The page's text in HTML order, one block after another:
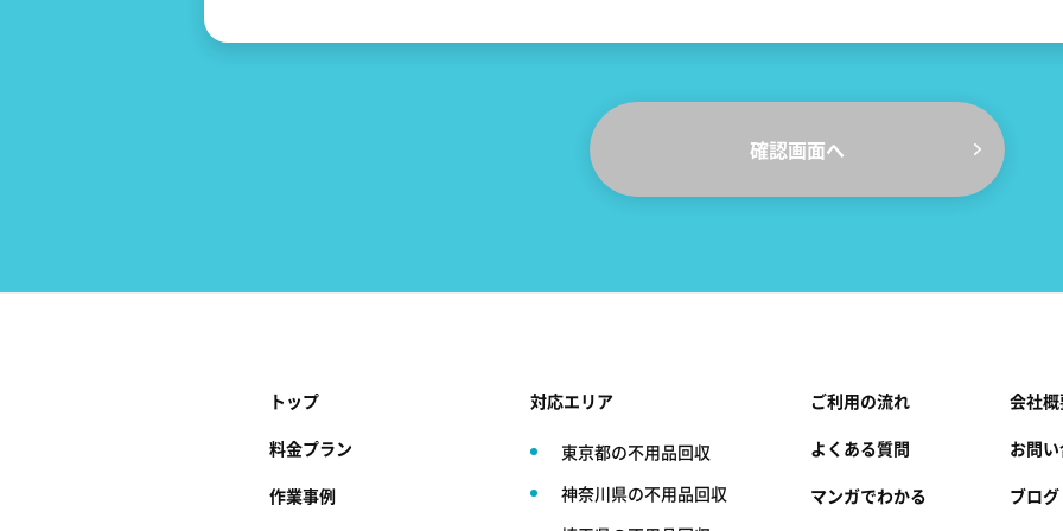
トップ
料金プラン
作業事例
対応エリア
東京都の不用品回収
神奈川県の不用品回収
ご利用の流れ
よくある質問
マンガでわかる
会社
お問
ブログ